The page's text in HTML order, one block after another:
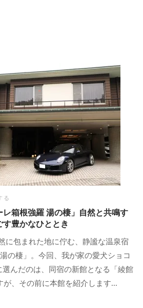
る
箱根強羅 湯の棲」自然と共鳴す
豊かなひととき
に包まれた地に佇む、静謐な温泉宿
の棲」。今回、我が家の愛犬ショコ
んだのは、同宿の新館となる「綾館
が、その前に本館を紹介します...